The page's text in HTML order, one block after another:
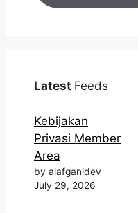
Latest Feeds
Kebijakan
Privasi Member
Area
by alafganidev
July 29, 2026